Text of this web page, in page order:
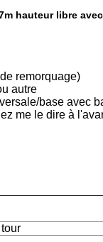
hauteur libre
remorquage)
autre
base avec
me le dire à